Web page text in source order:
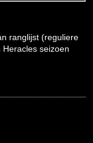
ranglijst (reguliere
seizoen